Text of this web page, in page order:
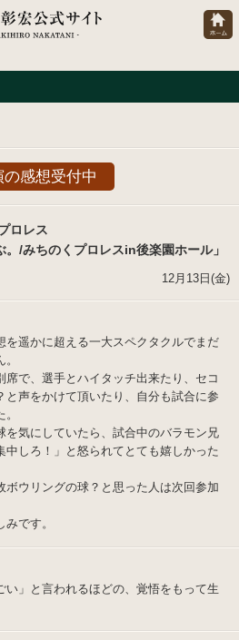
の感想受付中
ロレス
。/みちのくプロレスin後楽園ホール」
12月13日(金)
を遥かに超える一大スペクタクルでまだ
で、選手とハイタッチ出来たり、セコ
と声をかけて頂いたり、自分も試合に参
を気にしていたら、試合中のバラモン兄
中しろ！」と怒られてとても嬉しかった
ボウリングの球？と思った人は次回参加
です。
い」と言われるほどの、覚悟をもって生